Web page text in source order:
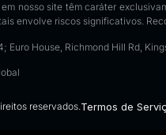
nosso site têm caráter
envolve riscos significativos.
Euro House, Richmond Hill Rd,
reservados. Termos de